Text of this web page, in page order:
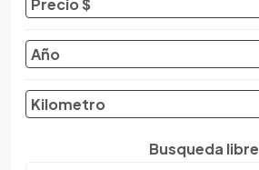
Dayun
Derbi
Dfsk
Dmc
Dodge
Año
Kilometro
Busqueda libre